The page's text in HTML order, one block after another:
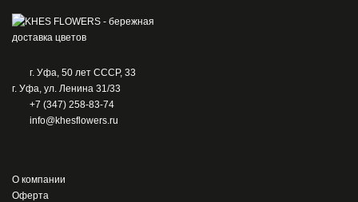
г. Уфа, 50 лет СССР, 33
г. Уфа, ул. Ленина 31/33
+7 (347) 258-83-74
info@khesflowers.ru
О компании
Оферта